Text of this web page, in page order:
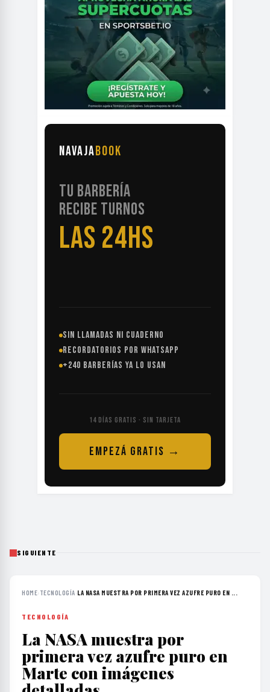
NAVAJABOOK
TU BARBERÍA
RECIBE TURNOS
LAS 24HS
SIN LLAMADAS NI CUADERNO
RECORDATORIOS POR WHATSAPP
+240 BARBERÍAS YA LO USAN
14 DÍAS GRATIS · SIN TARJETA
EMPEZÁ GRATIS →
SIGUIENTE
HOME› TECNOLOGÍA›LA NASA MUESTRA POR PRIMERA VEZ AZUFRE PURO EN ...
TECNOLOGÍA
La NASA muestra por
primera vez azufre puro en
Marte con imágenes